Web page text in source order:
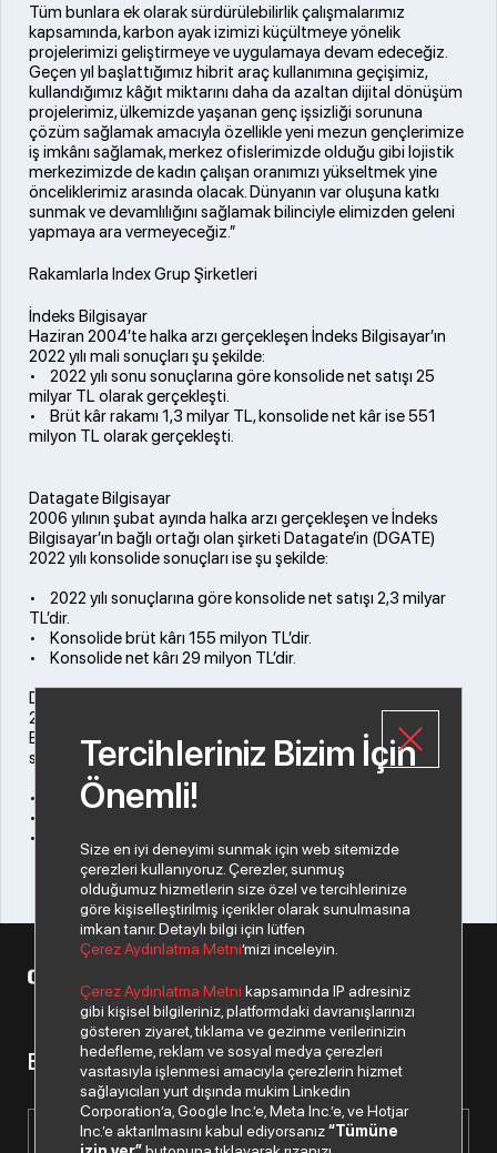
Tüm bunlara ek olarak sürdürülebilirlik çalışmalarımız
kapsamında, karbon ayak izimizi küçültmeye yönelik
projelerimizi geliştirmeye ve uygulamaya devam edeceğiz.
Geçen yıl başlattığımız hibrit araç kullanımına geçişimiz,
kullandığımız kâğıt miktarını daha da azaltan dijital dönüşüm
projelerimiz, ülkemizde yaşanan genç işsizliği sorununa
çözüm sağlamak amacıyla özellikle yeni mezun gençlerimize
iş imkânı sağlamak, merkez ofislerimizde olduğu gibi lojistik
merkezimizde de kadın çalışan oranımızı yükseltmek yine
önceliklerimiz arasında olacak. Dünyanın var oluşuna katkı
sunmak ve devamlılığını sağlamak bilinciyle elimizden geleni
yapmaya ara vermeyeceğiz.”
Rakamlarla Index Grup Şirketleri
İndeks Bilgisayar
Haziran 2004’te halka arzı gerçekleşen İndeks Bilgisayar’ın
2022 yılı mali sonuçları şu şekilde:
• 2022 yılı sonu sonuçlarına göre konsolide net satışı 25
milyar TL olarak gerçekleşti.
• Brüt kâr rakamı 1,3 milyar TL, konsolide net kâr ise 551
milyon TL olarak gerçekleşti.
Datagate Bilgisayar
2006 yılının şubat ayında halka arzı gerçekleşen ve İndeks
Bilgisayar’ın bağlı ortağı olan şirketi Datagate’in (DGATE)
2022 yılı konsolide sonuçları ise şu şekilde:
• 2022 yılı sonuçlarına göre konsolide net satışı 2,3 milyar
TL’dir.
• Konsolide brüt kârı 155 milyon TL’dir.
• Konsolide net kârı 29 milyon TL’dir.
Despec Bilgisayar
2010 yılının aralık ayında halka arzı gerçekleşen ve Datagate
Bilgisayar’ın bağlı ortağı olan Despec’in (DESPC) 2022 yılı
sonuçları ise şu şekilde:
• 2022 yılı sonuçlarına göre net satışı 1,3 milyar TL’dir.
• Brüt kârı 109 milyon TL’dir.
• Net kârı 41 milyon TL’dir.
Bizden haberiniz olsun.
Tercihleriniz Bizim İçin
Önemli!
Size en iyi deneyimi sunmak için web sitemizde
çerezleri kullanıyoruz. Çerezler, sunmuş
olduğumuz hizmetlerin size özel ve tercihlerinize
göre kişiselleştirilmiş içerikler olarak sunulmasına
imkan tanır. Detaylı bilgi için lütfen
Çerez Aydınlatma Metni’mizi inceleyin.
Çerez Aydınlatma Metni kapsamında IP adresiniz
gibi kişisel bilgileriniz, platformdaki davranışlarınızı
gösteren ziyaret, tıklama ve gezinme verilerinizin
hedefleme, reklam ve sosyal medya çerezleri
vasıtasıyla işlenmesi amacıyla çerezlerin hizmet
sağlayıcıları yurt dışında mukim Linkedin
Corporation’a, Google Inc.’e, Meta Inc.’e, ve Hotjar
Inc.’e aktarılmasını kabul ediyorsanız“Tümüne